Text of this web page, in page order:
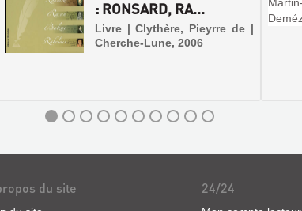
: RONSARD, RA...
Livre | Clythère, Pieyrre de |
Cherche-Lune, 2006
du site 24/24